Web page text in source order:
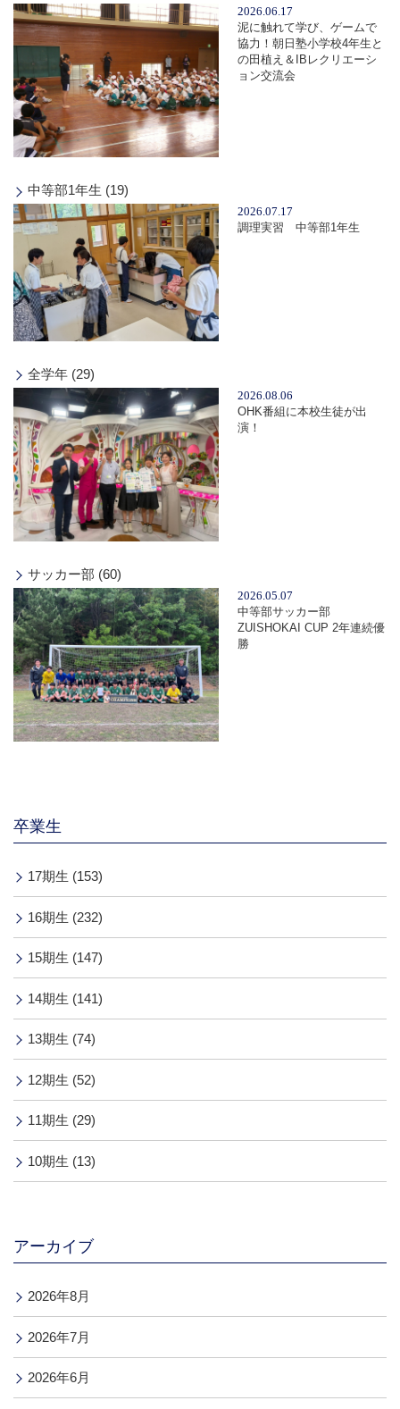
2026.06.17
泥に触れて学び、ゲームで
協力！朝日塾小学校4年生と
の田植え＆IBレクリエーシ
ョン交流会
中等部1年生 (19)
2026.07.17
調理実習 中等部1年生
全学年 (29)
2026.08.06
OHK番組に本校生徒が出
演！
サッカー部 (60)
2026.05.07
中等部サッカー部
ZUISHOKAI CUP 2年連続優
勝
卒業生
17期生 (153)
16期生 (232)
15期生 (147)
14期生 (141)
13期生 (74)
12期生 (52)
11期生 (29)
10期生 (13)
アーカイブ
2026年8月
2026年7月
2026年6月